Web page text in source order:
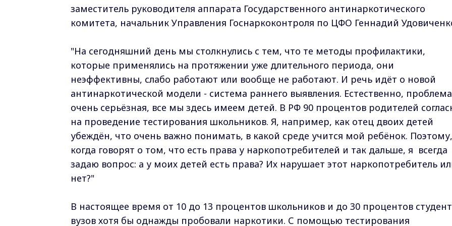
заместитель руководителя аппарата Государственного антинаркотического
комитета, начальник Управления Госнаркоконтроля по ЦФО Геннадий
"На сегодняшний день мы столкнулись с тем, что те методы профилактики,
которые применялись на протяжении уже длительного периода, они
неэффективны, слабо работают или вообще не работают. И речь идёт о новой
антинаркотической модели - система раннего выявления. Естественно, проблема
очень серьёзная, все мы здесь имеем детей. В РФ 90 процентов родителей
на проведение тестирования школьников. Я, например, как отец двоих детей
убеждён, что очень важно понимать, в какой среде учится мой ребёнок. Поэтому,
когда говорят о том, что есть права у наркопотребителей и так дальше, я всегда
задаю вопрос: а у моих детей есть права? Их нарушает этот наркопотребитель
нет?"
В настоящее время от 10 до 13 процентов школьников и до 30 процентов
вузов хотя бы однажды пробовали наркотики. С помощью тестирования